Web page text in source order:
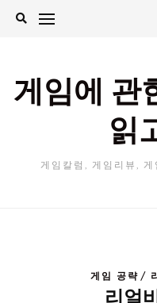
Skip
게임에 관
읽
게임칼럼, 게임리뷰,
게임 공략
리얼